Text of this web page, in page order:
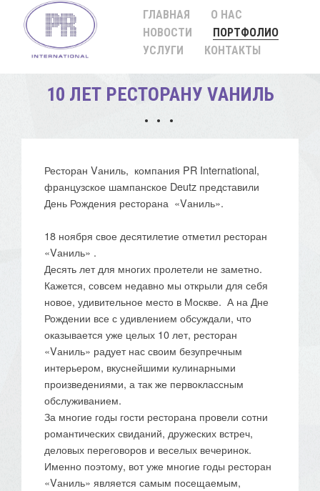
ГЛАВНАЯ
О НАС
НОВОСТИ
ПОРТФОЛИО
УСЛУГИ
КОНТАКТЫ
10 ЛЕТ РЕСТОРАНУ VАНИЛЬ
Ресторан Vаниль, компания PR International,
французское шампанское Deutz представили
День Рождения ресторана «Vаниль».
18 ноября свое десятилетие отметил ресторан
«Vаниль» .
Десять лет для многих пролетели не заметно.
Кажется, совсем недавно мы открыли для себя
новое, удивительное место в Москве. А на Дне
Рождении все с удивлением обсуждали, что
оказывается уже целых 10 лет, ресторан
«Vаниль» радует нас своим безупречным
интерьером, вкуснейшими кулинарными
произведениями, а так же первоклассным
обслуживанием.
За многие годы гости ресторана провели сотни
романтических свиданий, дружеских встреч,
деловых переговоров и веселых вечеринок.
Именно поэтому, вот уже многие годы ресторан
«Vаниль» является самым посещаемым,